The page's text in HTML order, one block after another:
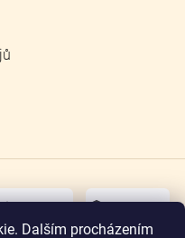
Dalším procházením